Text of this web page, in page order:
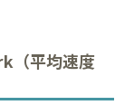
（平均速度